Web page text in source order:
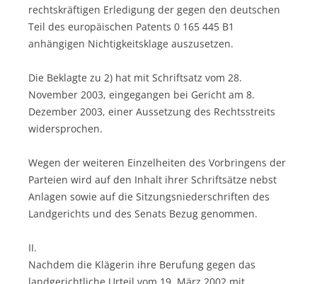
rechtskräftigen Erledigung der gegen den deutschen
Teil des europäischen Patents 0 165 445 B1
anhängigen Nichtigkeitsklage auszusetzen.
Die Beklagte zu 2) hat mit Schriftsatz vom 28.
November 2003, eingegangen bei Gericht am 8.
Dezember 2003, einer Aussetzung des Rechtsstreits
widersprochen.
Wegen der weiteren Einzelheiten des Vorbringens der
Parteien wird auf den Inhalt ihrer Schriftsätze nebst
Anlagen sowie auf die Sitzungsniederschriften des
Landgerichts und des Senats Bezug genommen.
II.
Nachdem die Klägerin ihre Berufung gegen das
landgerichtliche Urteil vom 19. März 2002 mit